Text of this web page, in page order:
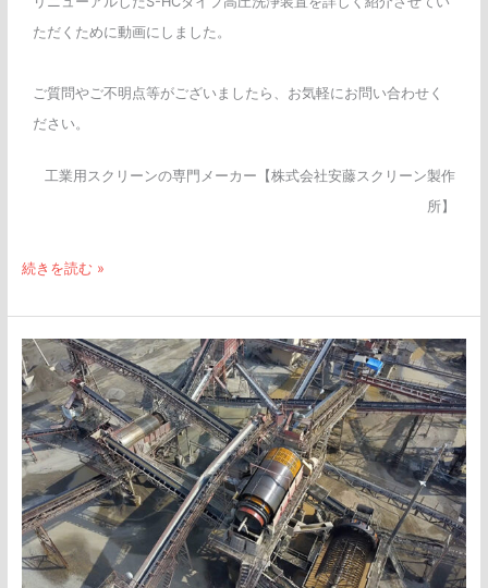
ただくために動画にしました。
ご質問やご不明点等がございましたら、お気軽にお問い合わせく
ださい。
工業用スクリーンの専門メーカー【株式会社安藤スクリーン製作
所】
続きを読む »
イ
メ
ー
ジ
動
画
が
出